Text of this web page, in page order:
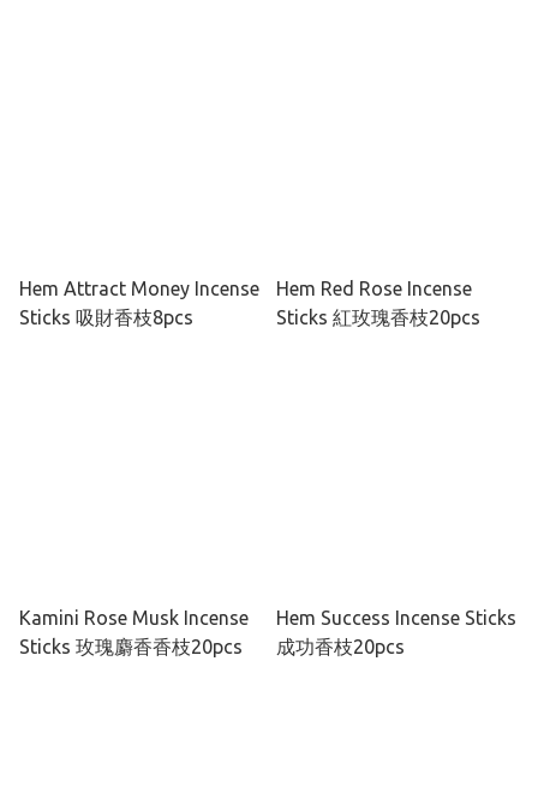
Hem Attract Money Incense
Sticks 吸財香枝8pcs
Hem Red Rose Incense
Sticks 紅玫瑰香枝20pcs
Kamini Rose Musk Incense
Sticks 玫瑰麝香香枝20pcs
Hem Success Incense Sticks
成功香枝20pcs